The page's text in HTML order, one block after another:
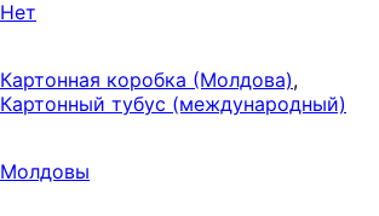
Нет
Картонная коробка (Молдова),
Картонный тубус (международный)
Молдовы